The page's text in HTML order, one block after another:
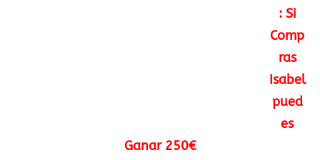
: Si
Comp
ras
Isabel
pued
es
Ganar 250€